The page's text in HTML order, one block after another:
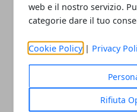
web e il nostro servizio.
categorie dare il tuo
Cookie Policy | Privacy
Rifiuta
Facebook
Twitter